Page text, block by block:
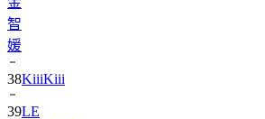
媛
38
39LE
SSERAFIM